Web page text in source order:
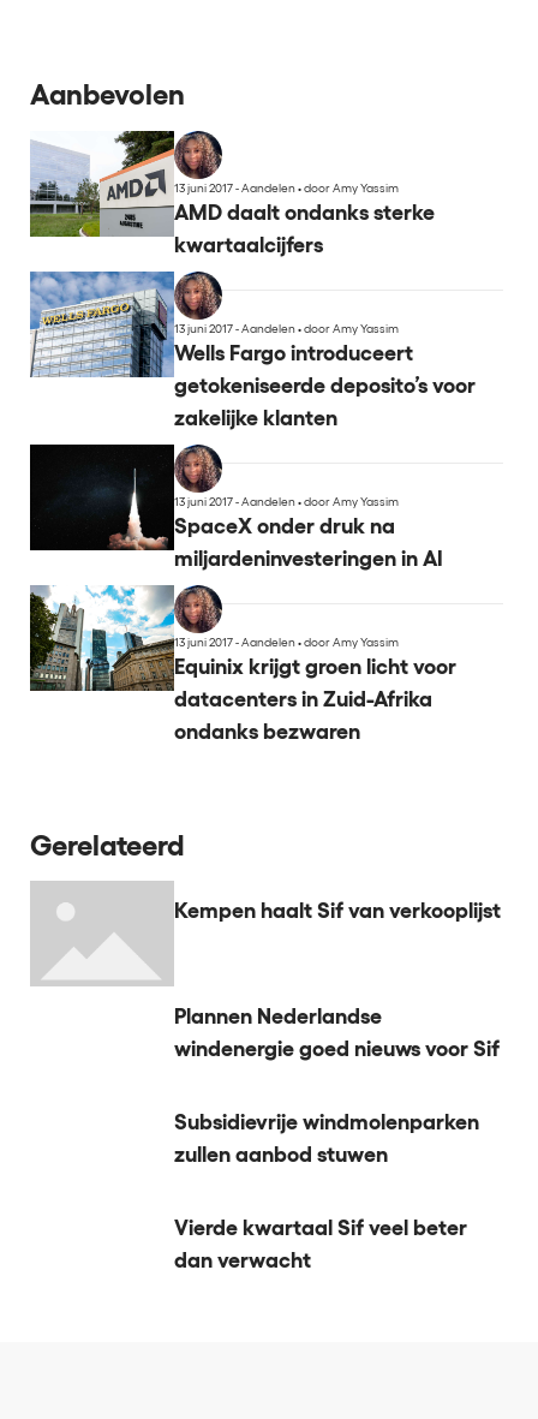
Aanbevolen
13 juni 2017 - Aandelen•door Amy Yassim
AMD daalt ondanks sterke
kwartaalcijfers
13 juni 2017 - Aandelen•door Amy Yassim
Wells Fargo introduceert
getokeniseerde deposito’s voor
zakelijke klanten
13 juni 2017 - Aandelen•door Amy Yassim
SpaceX onder druk na
miljardeninvesteringen in AI
13 juni 2017 - Aandelen•door Amy Yassim
Equinix krijgt groen licht voor
datacenters in Zuid-Afrika
ondanks bezwaren
Gerelateerd
Kempen haalt Sif van verkooplijst
Plannen Nederlandse
windenergie goed nieuws voor Sif
Subsidievrije windmolenparken
zullen aanbod stuwen
Vierde kwartaal Sif veel beter
dan verwacht